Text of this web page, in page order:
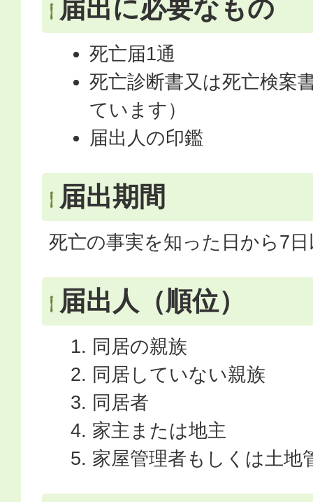
届出に必要なもの
死亡届1通
死亡診断書又は死亡検案
ています）
届出人の印鑑
届出期間
死亡の事実を知った日から7日
届出人（順位）
同居の親族
同居していない親族
同居者
家主または地主
家屋管理者もしくは土地